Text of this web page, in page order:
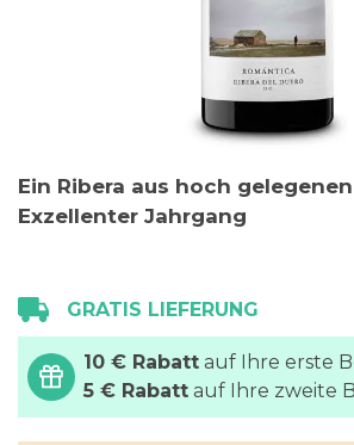
Anfang
der
Ein Ribera aus hoch
Exzellenter Jahrgang
GRATIS LIEFERUNG
10 € Rabatt auf Ihre erste
5 € Rabatt auf Ihre zweite